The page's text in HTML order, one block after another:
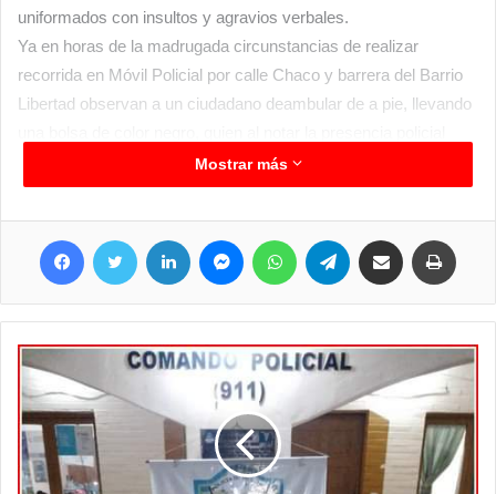
uniformados con insultos y agravios verbales.
Ya en horas de la madrugada circunstancias de realizar
recorrida en Móvil Policial por calle Chaco y barrera del Barrio
Libertad observan a un ciudadano deambular de a pie, llevando
emprende fuga con dirección a la barrera siendo rápidamente
interceptado metros después, verificándose en el interior de la
bolsa un motor elevador de agua marca GAMMA de ½ HP,
presumiéndose que se trata de un bien mal habido, debido a
que éste no justifica propiedad del bien.
Estas personas, de 23 y 25 años, respectivamente fueron
turno, en tanto el elemento secuestrado a disposición del
Juzgado.
Mostrar más
Facebook Twitter LinkedIn MessengerWhatsApp Telegram Compartir por correo electrónico